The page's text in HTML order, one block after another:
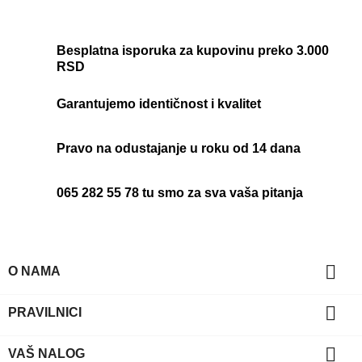
Besplatna isporuka za kupovinu preko 3.000
RSD
Garantujemo identičnost i kvalitet
Pravo na odustajanje u roku od 14 dana
065 282 55 78 tu smo za sva vaša pitanja
O NAMA 
PRAVILNICI 
VAŠ NALOG 